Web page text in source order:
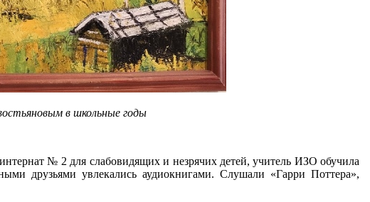
в школьные годы
№ 2 для слабовидящих и незрячих детей, учитель ИЗО обучила
друзьями увлекались аудиокнигами. Слушали «Гарри Поттера»,